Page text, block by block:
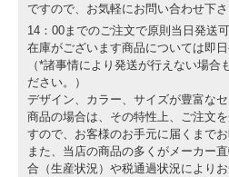
ですので、お気軽にお問い合わせ下さ
14：00までのご注文で原則当日発送
在庫がございます商品については即
（*諸事情により発送が行えない場合
ださい。）
デザイン、カラー、サイズが豊富な
商品の場合は、その特性上、ご注文
すので、お客様のお手元に届くまでお
また、当店の商品の多くがメーカー
合（生産状況）や税通過状況により